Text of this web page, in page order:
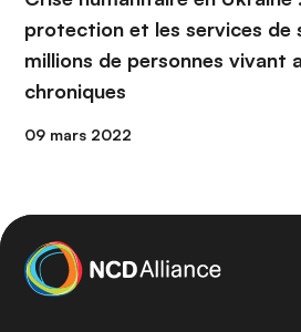
protection et les services de
millions de personnes vivant
chroniques
09 mars 2022